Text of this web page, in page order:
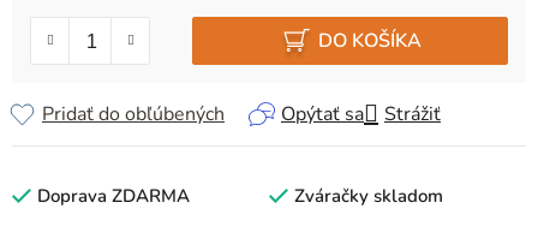
DO KOŠÍKA
Opýtať sa Strážiť
Pridať do obľúbených
Doprava ZDARMA Zváračky skladom